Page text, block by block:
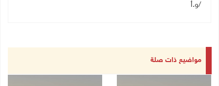
/و.أ
مواضيع ذات صلة